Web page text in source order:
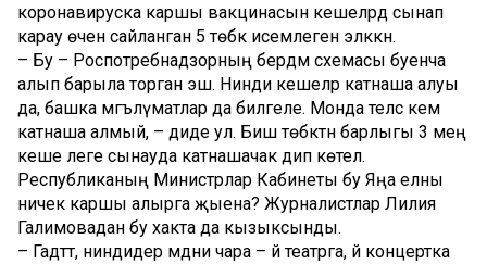
коронавируска каршы вакцинасын кешеләрдә сынап
карау өчен сайланган 5 төбәк исемлегенә эләккән.
– Бу – Роспотребнадзорның бердәм схемасы буенча
алып барыла торган эш. Нинди кешеләр катнаша алуы
да, башка мәгълүматлар да билгеле. Монда теләсә кем
катнаша алмый, – диде ул. Биш төбәктән барлыгы 3 мең
кеше әлеге сынауда катнашачак дип көтелә.
Республиканың Министрлар Кабинеты бу Яңа елны
ничек каршы алырга җыена? Журналистлар Лилия
Галимовадан бу хакта да кызыксынды.
– Гадәттә, ниндидер мәдәни чара – йә театрга, йә концертка